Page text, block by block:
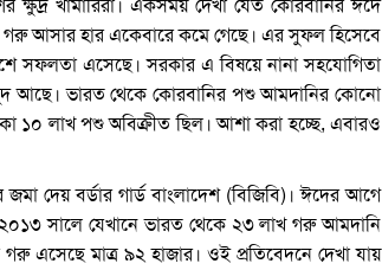
খামারিরা। একসময় দেখা যেত কোরবানির ঈদে
আসার হার একেবারে কমে গেছে। এর সুফল হিসেবে
সফলতা এসেছে। সরকার এ বিষয়ে নানা সহযোগিতা
আছে। ভারত থেকে কোরবানির পশু আমদানির কোনো
১০ লাখ পশু অবিক্রীত ছিল। আশা করা হচ্ছে, এবারও
দেয় বর্ডার গার্ড বাংলাদেশ (বিজিবি)। ঈদের আগে
২০১৩ সালে যেখানে ভারত থেকে ২৩ লাখ গরু আমদানি
এসেছে মাত্র ৯২ হাজার। ওই প্রতিবেদনে দেখা যায়